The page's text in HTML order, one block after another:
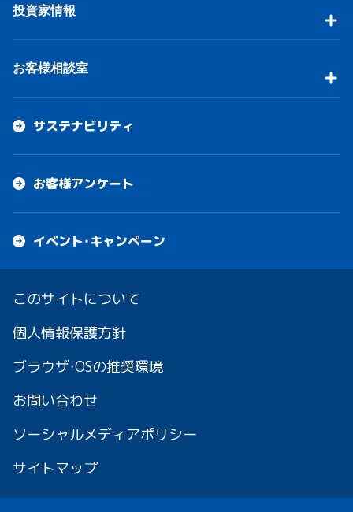
投資家情報
お客様相談室
サステナビリティ
お客様アンケート
イベント・キャンペーン
このサイトについて
個人情報保護方針
ブラウザ・OSの推奨環境
お問い合わせ
ソーシャルメディアポリシー
サイトマップ